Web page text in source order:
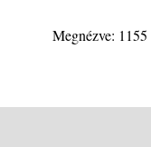
Megnézve: